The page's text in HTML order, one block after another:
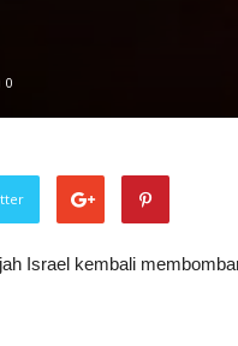
0
Israel kembali